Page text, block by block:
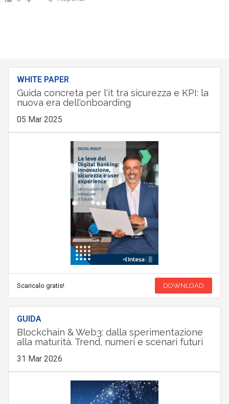
WHITE PAPER
Guida concreta per l'it tra sicurezza e KPI: la
nuova era dell'onboarding
05 Mar 2025
Scaricalo gratis! DOWNLOAD
GUIDA
Blockchain & Web3: dalla sperimentazione
alla maturità. Trend, numeri e scenari futuri
31 Mar 2026